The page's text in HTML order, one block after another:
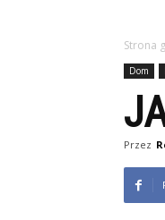
Strona
Dom
Przez